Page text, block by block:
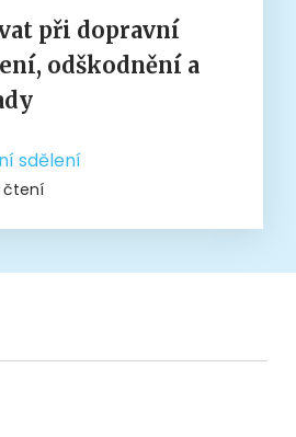
při dopravní
odškodnění a
sdělení
čtení